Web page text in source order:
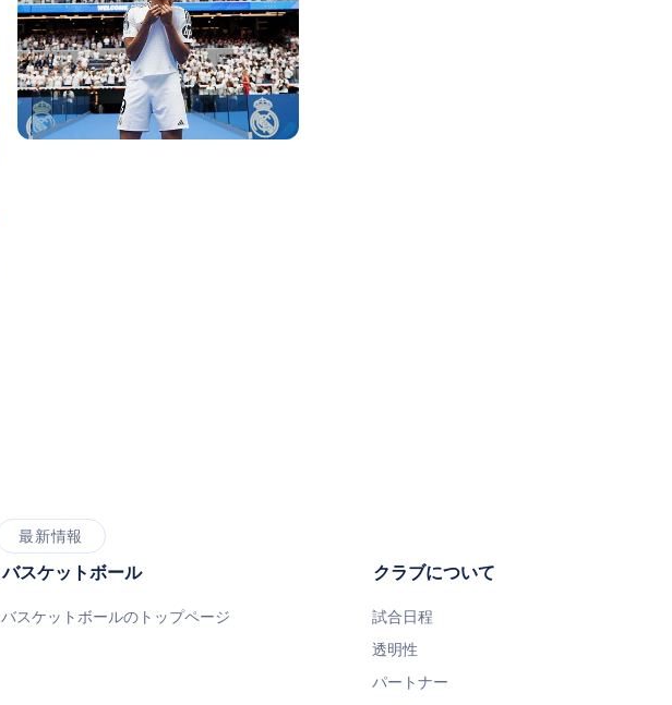
最新情報
バスケットボール
バスケットボールのトップページ
クラブについて
試合日程
透明性
パートナー